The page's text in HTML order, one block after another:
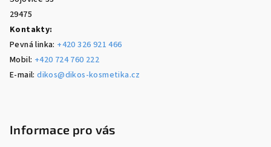
29475
Kontakty:
Pevná linka: +420 326 921 466
Mobil: +420 724 760 222
E-mail:dikos@dikos-kosmetika.cz
Informace pro vás